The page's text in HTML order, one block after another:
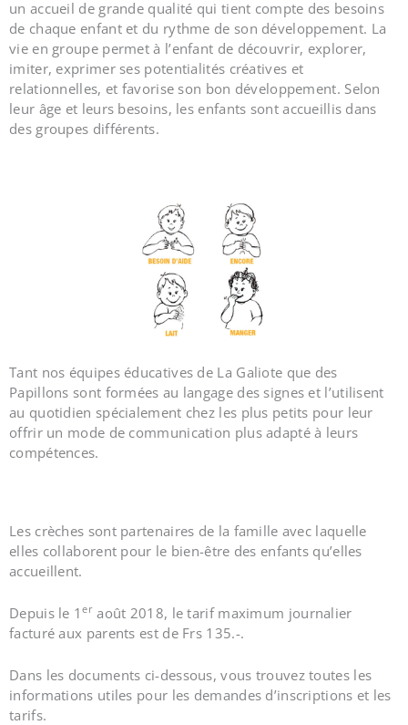
un accueil de grande qualité qui tient compte des besoins
de chaque enfant et du rythme de son développement. La
vie en groupe permet à l’enfant de découvrir, explorer,
imiter, exprimer ses potentialités créatives et
relationnelles, et favorise son bon développement. Selon
leur âge et leurs besoins, les enfants sont accueillis dans
des groupes différents.
Tant nos équipes éducatives de La Galiote que des
Papillons sont formées au langage des signes et l’utilisent
au quotidien spécialement chez les plus petits pour leur
offrir un mode de communication plus adapté à leurs
compétences.
Les crèches sont partenaires de la famille avec laquelle
elles collaborent pour le bien-être des enfants qu’elles
accueillent.
Depuis le 1eraoût 2018, le tarif maximum journalier
facturé aux parents est de Frs 135.-.
Dans les documents ci-dessous, vous trouvez toutes les
informations utiles pour les demandes d’inscriptions et les
tarifs.